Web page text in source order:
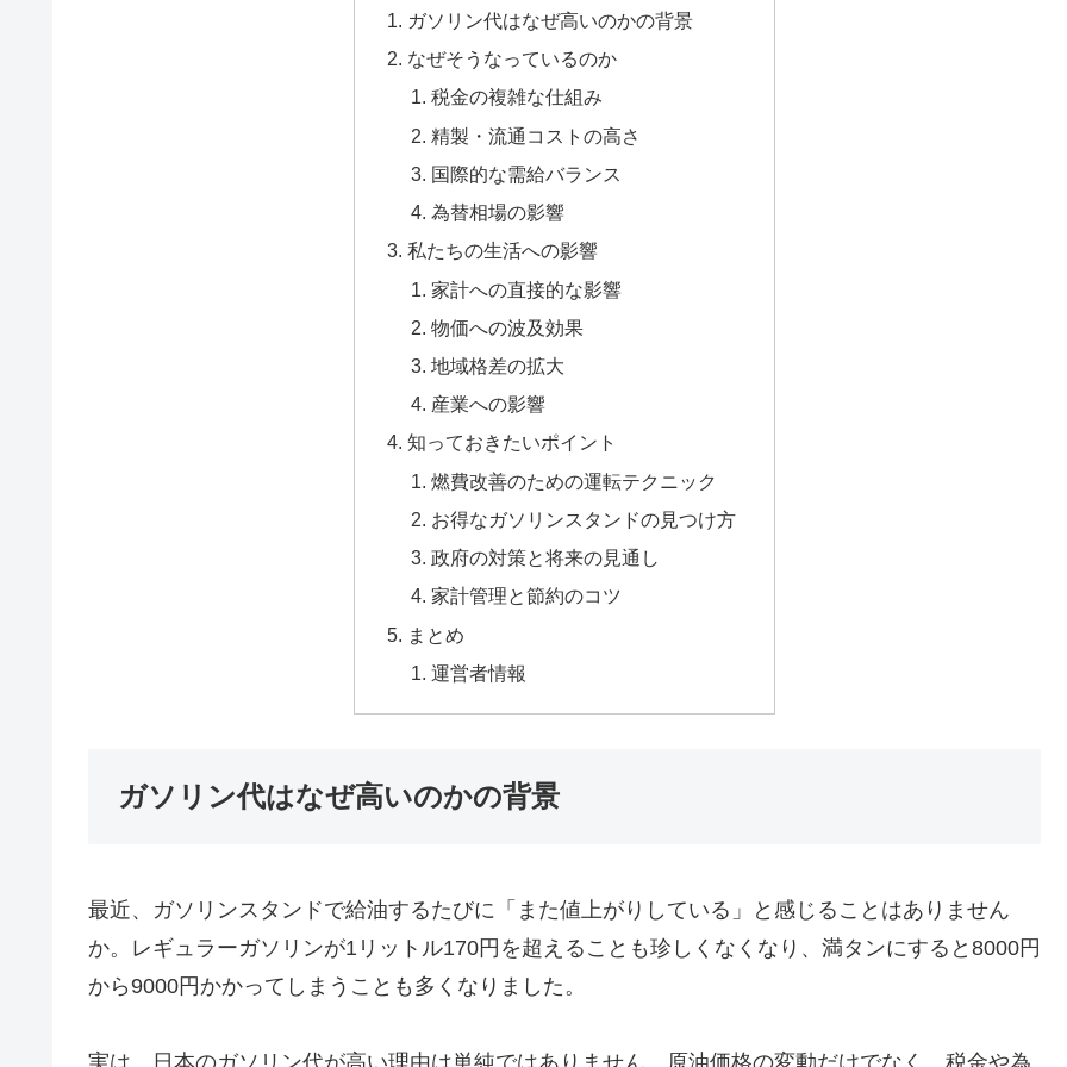
ガソリン代はなぜ高いのかの背景
なぜそうなっているのか
税金の複雑な仕組み
精製・流通コストの高さ
国際的な需給バランス
為替相場の影響
私たちの生活への影響
家計への直接的な影響
物価への波及効果
地域格差の拡大
産業への影響
知っておきたいポイント
燃費改善のための運転テクニック
お得なガソリンスタンドの見つけ方
政府の対策と将来の見通し
家計管理と節約のコツ
まとめ
運営者情報
ガソリン代はなぜ高いのかの背景
最近、ガソリンスタンドで給油するたびに「また値上がりしている」と感じることはありません
か。レギュラーガソリンが1リットル170円を超えることも珍しくなくなり、満タンにすると8000円
から9000円かかってしまうことも多くなりました。